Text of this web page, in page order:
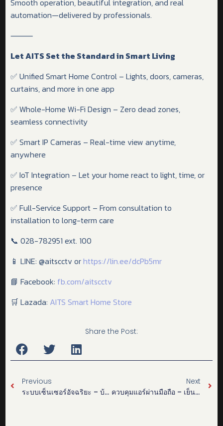
automation—delivered by professionals.
⸻
Let AITS Set the Standard in Smart Living
✅ Unified Smart Home Control – Lights, doors, cameras,
curtains, and more in one app
✅ Whole-Home Wi-Fi Design – Zero dead zones,
seamless connectivity
✅ Smart IP Cameras – Real-time view anytime,
anywhere
✅ IoT Integration – Let your home react to light, time, or
presence
✅ Full-Service Support – From consultation to
installation to long-term care
📞 028-782951 ext. 100
📱 LINE: @aitscctv orhttps://lin.ee/dcPb5mr
📘 Facebook: fb.com/aitscctv
🛒 Lazada: AITS Smart Home Store
Share the Post:
Previous
ระบบเซ็นเซอร์อัจฉริยะ – บ้านที่ “รับรู้” สิ่งผิดปกติ ก่อนคุณรู้ตัว
Next
ควบคุมแอร์ผ่านมือถือ – เย็นก่อนถึงบ้าน ประหยัดไฟ ควบคุมง่ายt